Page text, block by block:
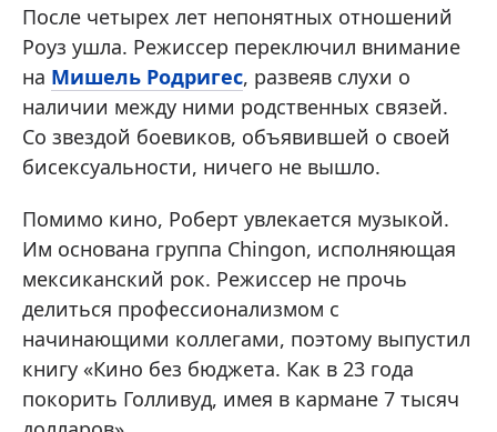
После четырех лет непонятных отношений
Роуз ушла. Режиссер переключил внимание
на Мишель Родригес, развеяв слухи о
наличии между ними родственных связей.
Со звездой боевиков, объявившей о своей
бисексуальности, ничего не вышло.
Помимо кино, Роберт увлекается музыкой.
Им основана группа Chingon, исполняющая
мексиканский рок. Режиссер не прочь
делиться профессионализмом с
начинающими коллегами, поэтому выпустил
книгу «Кино без бюджета. Как в 23 года
покорить Голливуд, имея в кармане 7 тысяч